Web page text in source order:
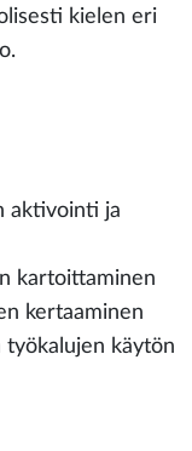
kielen eri
aktivointi ja
kartoittaminen
kertaaminen
käytön